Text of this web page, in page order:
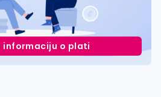
informaciju o plati